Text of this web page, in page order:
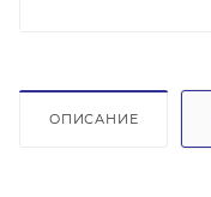
ОПИСАНИЕ